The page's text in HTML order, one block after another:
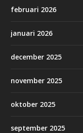
februari 2026
januari 2026
december 2025
november 2025
oktober 2025
september 2025